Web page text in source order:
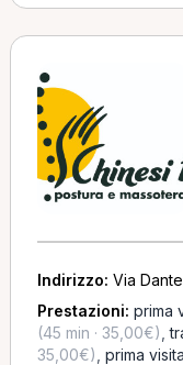
Indirizzo: Via
Prestazioni: prima
(45 min · 35,00€) ,
35,00€) prima